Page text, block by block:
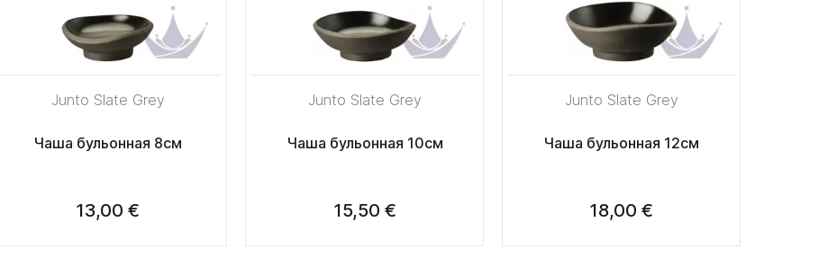
Junto Slate Grey
Чаша бульонная 8см
13,00 €
Junto Slate Grey
Чаша бульонная 10см
15,50 €
Junto Slate Grey
Чаша бульонная 12см
18,00 €